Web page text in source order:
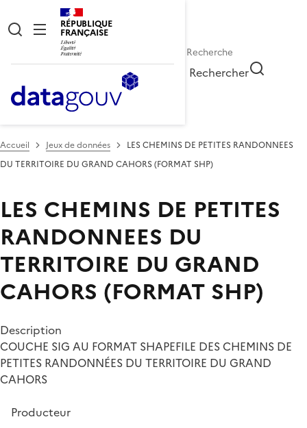
RÉPUBLIQUE
FRANÇAISE
Rechercher
Accueil Jeux de données
LES CHEMINS DE PETITES RANDONNEES
DU TERRITOIRE DU GRAND CAHORS (FORMAT SHP)
LES CHEMINS DE PETITES
RANDONNEES DU
TERRITOIRE DU GRAND
CAHORS (FORMAT SHP)
Description
COUCHE SIG AU FORMAT SHAPEFILE DES CHEMINS DE
PETITES RANDONNÉES DU TERRITOIRE DU GRAND
CAHORS
Producteur